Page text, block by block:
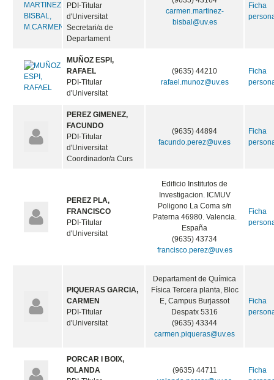
PDI-Titular
d'Universitat
Secretari/a de
Departament
carmen.martinez-
bisbal@uv.es
Ficha
MUÑOZ ESPI,
RAFAEL
PDI-Titular
d'Universitat
(9635) 44210
rafael.munoz@uv.es
Ficha
PEREZ GIMENEZ,
FACUNDO
PDI-Titular
d'Universitat
Coordinador/a Curs
(9635) 44894
facundo.perez@uv.es
Ficha
PEREZ PLA,
FRANCISCO
PDI-Titular
d'Universitat
Edificio Institutos de
Investigacion. ICMUV
Poligono La Coma s/n
Paterna 46980. Valencia.
España
(9635) 43734
francisco.perez@uv.es
Ficha
PIQUERAS GARCIA,
CARMEN
PDI-Titular
d'Universitat
Departament de Química
Física Tercera planta, Bloc
E, Campus Burjassot
Despatx 5316
(9635) 43344
carmen.piqueras@uv.es
Ficha
PORCAR I BOIX,
IOLANDA
(9635) 44711
Ficha